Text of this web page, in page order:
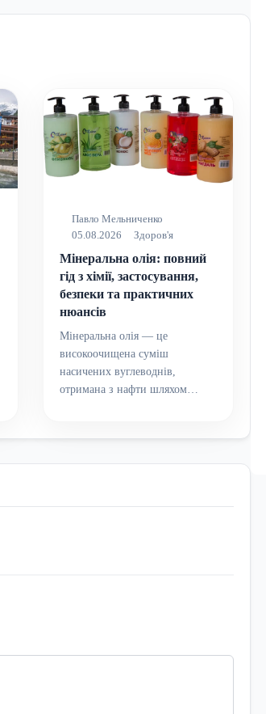
Павло Мельниченко
05.08.2026
Здоров'я
Мінеральна олія: повний
гід з хімії, застосування,
безпеки та практичних
нюансів
Мінеральна олія — це
високоочищена суміш
насичених вуглеводнів,
отримана з нафти шляхом…